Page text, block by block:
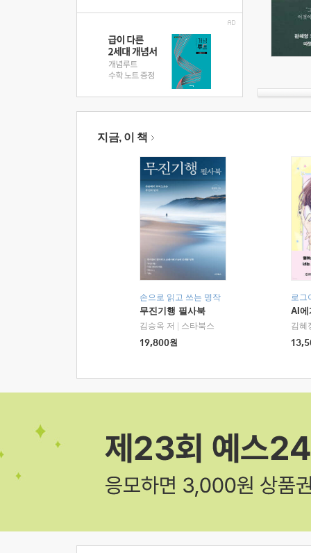
지금, 이 책
손으로 읽고 쓰는 명작
무진기행 필사북
김승옥 저
스타북스
19,800원
로그
AI에
김혜